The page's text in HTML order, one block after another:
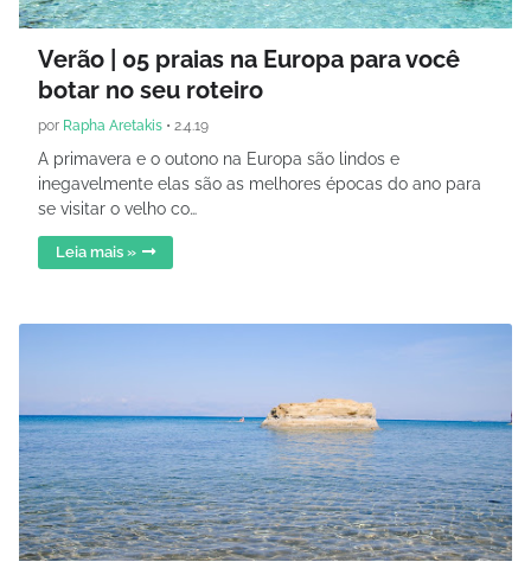
Verão | 05 praias na Europa para você
botar no seu roteiro
por Rapha Aretakis • 2.4.19
A primavera e o outono na Europa são lindos e
inegavelmente elas são as melhores épocas do ano para
se visitar o velho co…
Leia mais »